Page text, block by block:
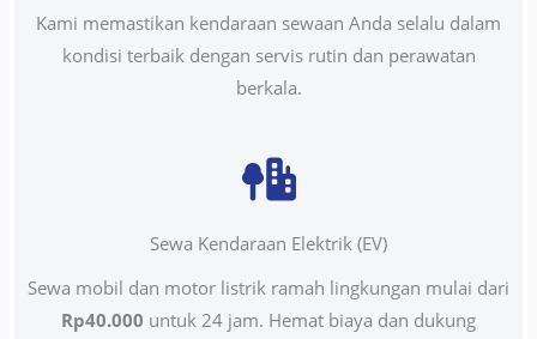
Kami memastikan kendaraan sewaan Anda selalu dalam
kondisi terbaik dengan servis rutin dan perawatan
berkala.
Sewa Kendaraan Elektrik (EV)
Sewa mobil dan motor listrik ramah lingkungan mulai dari
Rp40.000 untuk 24 jam. Hemat biaya dan dukung